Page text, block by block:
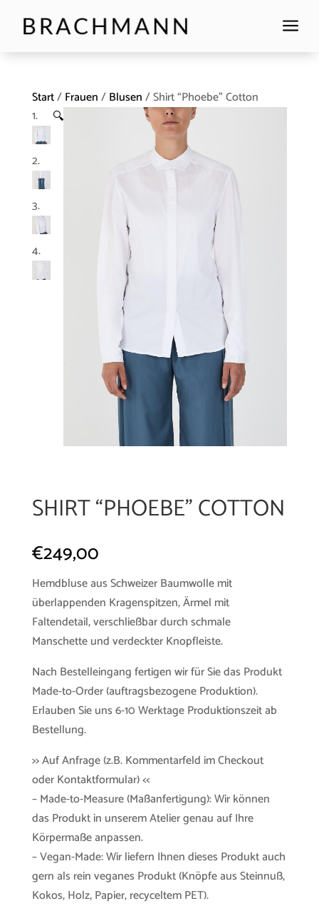
a
Start/Frauen/Blusen/ Shirt “Phoebe” Cotton
🔍
SHIRT “PHOEBE” COTTON
€249,00
Hemdbluse aus Schweizer Baumwolle mit
überlappenden Kragenspitzen, Ärmel mit
Faltendetail, verschließbar durch schmale
Manschette und verdeckter Knopfleiste.
Nach Bestelleingang fertigen wir für Sie das Produkt
Made-to-Order (auftragsbezogene Produktion).
Erlauben Sie uns 6-10 Werktage Produktionszeit ab
Bestellung.
>> Auf Anfrage (z.B. Kommentarfeld im Checkout
oder Kontaktformular) <<
– Made-to-Measure (Maßanfertigung): Wir können
das Produkt in unserem Atelier genau auf Ihre
Körpermaße anpassen.
– Vegan-Made: Wir liefern Ihnen dieses Produkt auch
gern als rein veganes Produkt (Knöpfe aus Steinnuß,
Kokos, Holz, Papier, recyceltem PET).